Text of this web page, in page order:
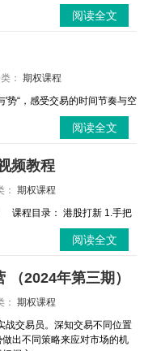
阅读全文
： 期权课程
'势“，感受交易的时间节奏与空
阅读全文
频教程
： 期权课程
课程目录： 港股打新 1.手把
阅读全文
2024年第三期）
： 期权课程
战交易员。深知交易不同位置
出不同策略来应对市场的机